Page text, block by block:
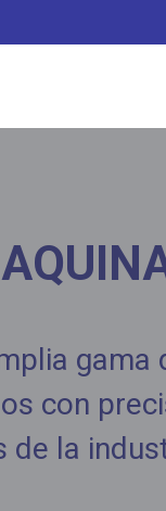
gama
con
de la